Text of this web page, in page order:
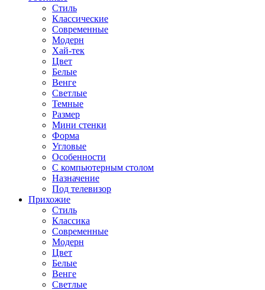
Стиль
Классические
Современные
Модерн
Хай-тек
Цвет
Белые
Венге
Светлые
Темные
Размер
Мини стенки
Форма
Угловые
Особенности
С компьютерным столом
Назначение
Под телевизор
Прихожие
Стиль
Классика
Современные
Модерн
Цвет
Белые
Венге
Светлые